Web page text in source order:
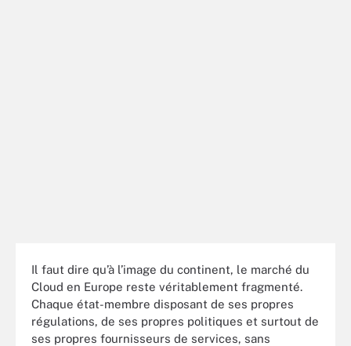
Il faut dire qu’à l’image du continent, le marché du
Cloud en Europe reste véritablement fragmenté.
Chaque état-membre disposant de ses propres
régulations, de ses propres politiques et surtout de
ses propres fournisseurs de services, sans